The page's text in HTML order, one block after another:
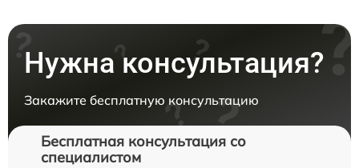
Нужна консультация?
Закажите бесплатную консультацию
Бесплатная консультация со
специалистом